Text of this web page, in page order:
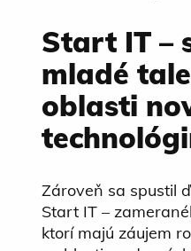
Start IT –
mladé
oblasti
Zároveň sa spustil
Start IT –
ktorí majú záujem